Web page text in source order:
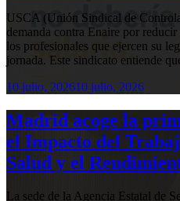
USCA (Unión Sindical de
demanda contra Enaire por
los profesionales que ejercen su
jornada. Este sindicato entiende
10 julio, 202610 julio, 2026
Madrid acoge la
el Impacto del
Salud y el
La sede de la Agencia Estatal de